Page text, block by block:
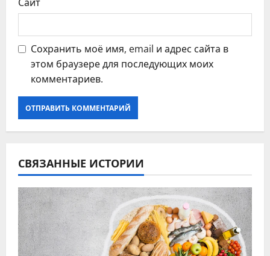
Сохранить моё имя, email и адрес сайта в
этом браузере для последующих моих
комментариев.
СВЯЗАННЫЕ ИСТОРИИ